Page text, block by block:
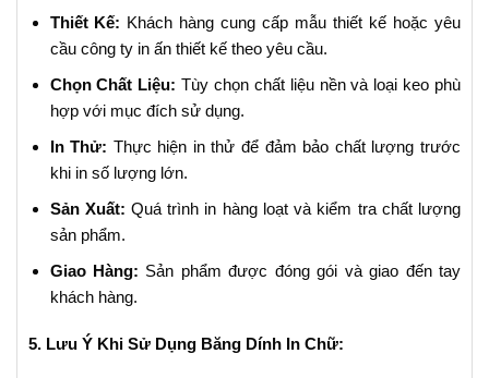
Thiết Kế: Khách hàng cung cấp mẫu thiết kế hoặc yêu
cầu công ty in ấn thiết kế theo yêu cầu.
Chọn Chất Liệu: Tùy chọn chất liệu nền và loại keo phù
hợp với mục đích sử dụng.
In Thử: Thực hiện in thử để đảm bảo chất lượng trước
khi in số lượng lớn.
Sản Xuất: Quá trình in hàng loạt và kiểm tra chất lượng
sản phẩm.
Giao Hàng: Sản phẩm được đóng gói và giao đến tay
khách hàng.
5. Lưu Ý Khi Sử Dụng Băng Dính In Chữ: